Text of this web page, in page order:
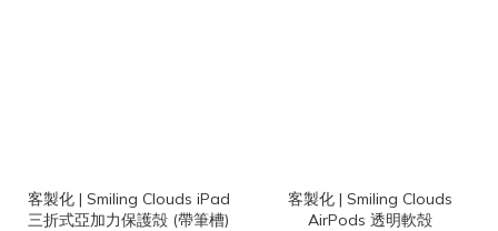
客製化 | Smiling Clouds iPad
三折式亞加力保護殻 (帶筆槽)
客製化 | Smiling Clouds
AirPods 透明軟殻